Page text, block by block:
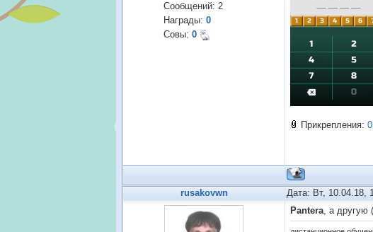
Сообщений: 2
Награды: 0
Совы: 0
Прикрепления:
rusakovwn Дата: Вт, 10.04.18,
Pantera, а другую